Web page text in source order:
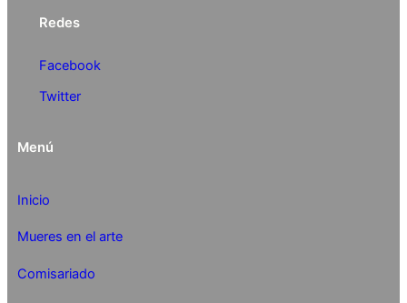
Redes
Facebook
Twitter
Menú
Inicio
Mueres en el arte
Comisariado